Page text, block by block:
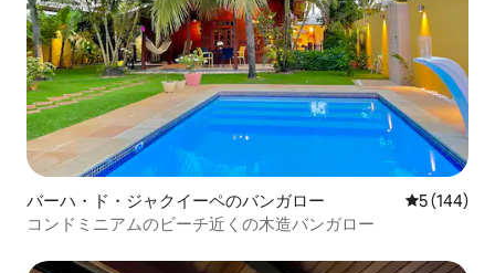
バーハ・ド・ジャクイーペのバンガロー レビュー
5 (144)
コンドミニアムのビーチ近くの木造バンガロー